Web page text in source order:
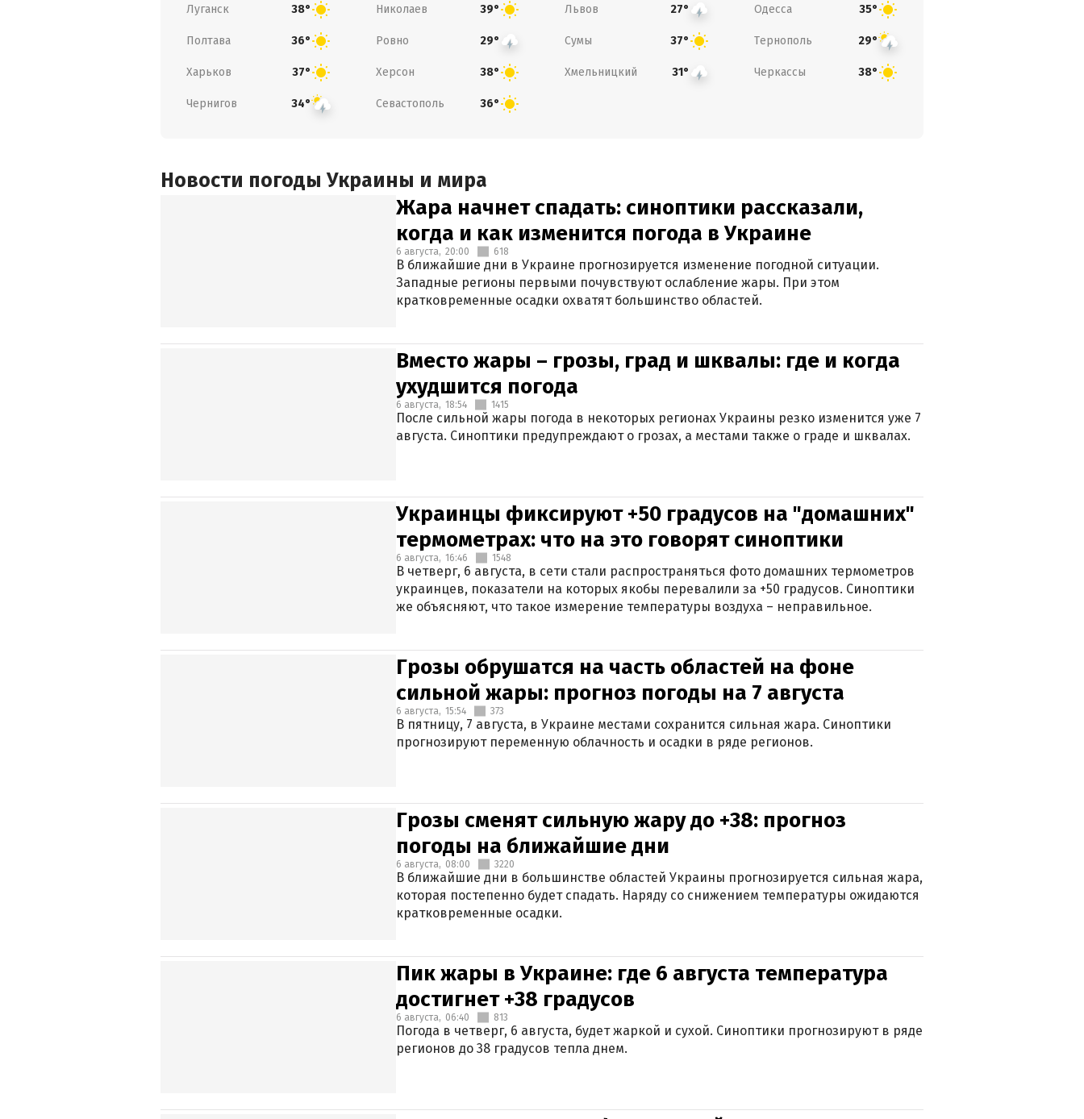
Луганск 38° Николаев 39° Львов 27° Одесса 35°
Полтава 36° Ровно 29° Сумы 37° Тернополь 29°
Харьков 37° Херсон 38° Хмельницкий 31° Черкассы 38°
Чернигов 34° Севастополь 36°
Новости погоды Украины и мира
Жара начнет спадать: синоптики рассказали,
когда и как изменится погода в Украине
6 августа, 20:00 618
В ближайшие дни в Украине прогнозируется изменение погодной ситуации.
Западные регионы первыми почувствуют ослабление жары. При этом
кратковременные осадки охватят большинство областей.
Вместо жары – грозы, град и шквалы: где и когда
ухудшится погода
6 августа, 18:54 1415
После сильной жары погода в некоторых регионах Украины резко изменится уже 7
августа. Синоптики предупреждают о грозах, а местами также о граде и шквалах.
Украинцы фиксируют +50 градусов на "домашних"
термометрах: что на это говорят синоптики
6 августа, 16:46 1548
В четверг, 6 августа, в сети стали распространяться фото домашних термометров
украинцев, показатели на которых якобы перевалили за +50 градусов. Синоптики
же объясняют, что такое измерение температуры воздуха – неправильное.
Грозы обрушатся на часть областей на фоне
сильной жары: прогноз погоды на 7 августа
6 августа, 15:54 373
В пятницу, 7 августа, в Украине местами сохранится сильная жара. Синоптики
прогнозируют переменную облачность и осадки в ряде регионов.
Грозы сменят сильную жару до +38: прогноз
погоды на ближайшие дни
6 августа, 08:00 3220
В ближайшие дни в большинстве областей Украины прогнозируется сильная жара,
которая постепенно будет спадать. Наряду со снижением температуры ожидаются
кратковременные осадки.
Пик жары в Украине: где 6 августа температура
достигнет +38 градусов
6 августа, 06:40 813
Погода в четверг, 6 августа, будет жаркой и сухой. Синоптики прогнозируют в ряде
регионов до 38 градусов тепла днем.